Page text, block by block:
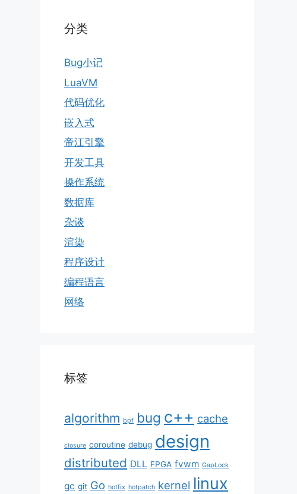
分类
Bug小记
LuaVM
代码优化
嵌入式
帝江引擎
开发工具
操作系统
数据库
杂谈
渲染
程序设计
编程语言
网络
标签
algorithm bpf bug c++ cache
closure coroutine debug design
distributed DLL FPGA fvwm GapLock
gc git Go hotfix hotpatch kernel linux